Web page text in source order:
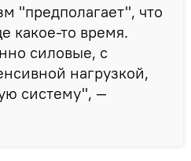
"предполагает", что
какое-то время.
силовые, с
нагрузкой,
систему", —